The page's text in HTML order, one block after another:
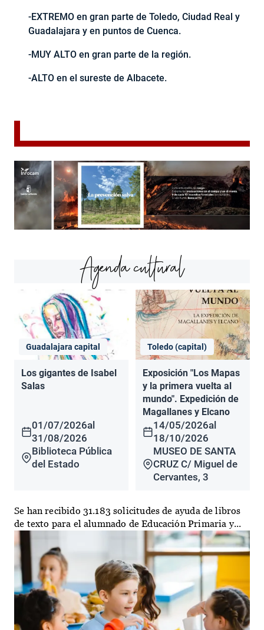
-EXTREMO en gran parte de Toledo, Ciudad Real y
Guadalajara y en puntos de Cuenca.
-MUY ALTO en gran parte de la región.
-ALTO en el sureste de Albacete.
Agenda cultural
Guadalajara capital
Los gigantes de Isabel
Salas
01/07/2026al
31/08/2026
Biblioteca Pública
del Estado
Toledo (capital)
Exposición "Los Mapas
y la primera vuelta al
mundo". Expedición de
Magallanes y Elcano
14/05/2026al
18/10/2026
MUSEO DE SANTA
CRUZ C/ Miguel de
Cervantes, 3
Se han recibido 31.183 solicitudes de ayuda de libros
de texto para el alumnado de Educación Primaria y...